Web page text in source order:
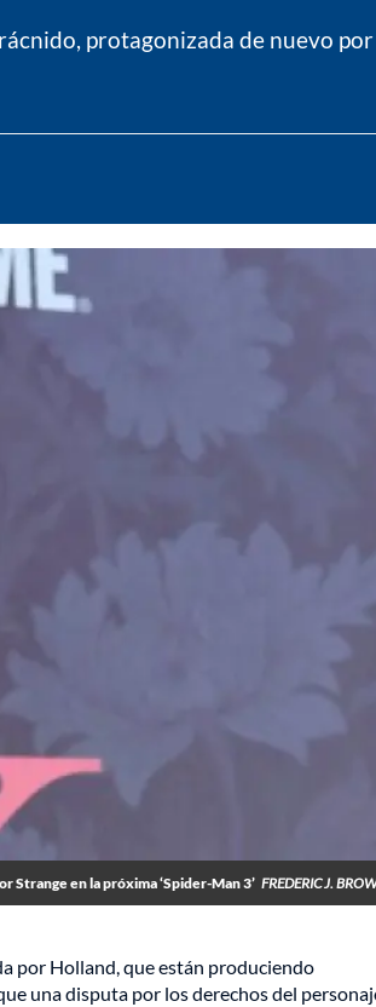
protagonizada de nuevo
Strange en la próxima ‘Spider-Man 3’ FREDERIC J.
por Holland, que están produciendo
una disputa por los derechos del